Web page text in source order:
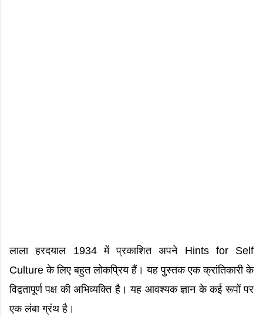
लाला हरदयाल 1934 में प्रकाशित अपने Hints for Self
Culture के लिए बहुत लोकप्रिय हैं। यह पुस्तक एक क्रांतिकारी के
विद्वतापूर्ण पक्ष की अभिव्यक्ति है। यह आवश्यक ज्ञान के कई रूपों पर
एक लंबा ग्रंथ है।